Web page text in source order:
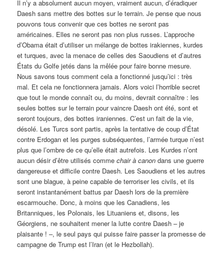
Il n’y a absolument aucun moyen, vraiment aucun, d’éradiquer
Daesh sans mettre des bottes sur le terrain. Je pense que nous
pouvons tous convenir que ces bottes ne seront pas
américaines. Elles ne seront pas non plus russes. L’approche
d’Obama était d’utiliser un mélange de bottes irakiennes, kurdes
et turques, avec la menace de celles des Saoudiens et d’autres
États du Golfe jetés dans la mêlée pour faire bonne mesure.
Nous savons tous comment cela a fonctionné jusqu’ici : très
mal. Et cela ne fonctionnera jamais. Alors voici l’horrible secret
que tout le monde connaît ou, du moins, devrait connaître : les
seules bottes sur le terrain pour vaincre Daesh ont été, sont et
seront toujours, des bottes iraniennes. C’est un fait de la vie,
désolé. Les Turcs sont partis, après la tentative de coup d’État
contre Erdogan et les purges subséquentes, l’armée turque n’est
plus que l’ombre de ce qu’elle était autrefois. Les Kurdes n’ont
aucun désir d’être utilisés commechair à canondans une guerre
dangereuse et difficile contre Daesh. Les Saoudiens et les autres
sont une blague, à peine capable de terroriser les civils, et ils
seront instantanément battus par Daesh lors de la première
escarmouche. Donc, à moins que les Canadiens, les
Britanniques, les Polonais, les Lituaniens et, disons, les
Géorgiens, ne souhaitent mener la lutte contre Daesh – je
plaisante ! –, le seul pays qui puisse faire passer la promesse de
campagne de Trump est l’Iran (et le Hezbollah).